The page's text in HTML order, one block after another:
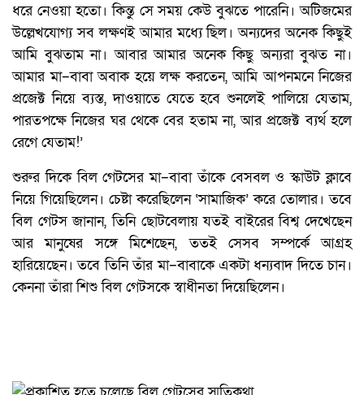
ধরে নেওয়া হতো। কিন্তু সে সময় কেউ বুঝতে পারেনি। অটিজমের
উল্লেখযোগ্য সব লক্ষণই আমার মধ্যে ছিল। অন্যদের অনেক কিছুই
আমি বুঝতাম না। আবার আমার অনেক কিছু অন্যরা বুঝত না।
আমার মা–বাবা অবাক হয়ে লক্ষ করতেন, আমি আপনমনে নিজের
প্রজেক্ট নিয়ে ব্যস্ত, দাওয়াতে যেতে হবে শুনলেই পালিয়ে যেতাম,
পারতপক্ষে নিজের ঘর থেকে বের হতাম না, আর প্রজেক্ট ব্যর্থ হলে
রেগে যেতাম!’
শুরুর দিকে বিল গেটসের মা–বাবা তাঁকে বেসবল ও স্কাউট ক্লাবে
নিয়ে গিয়েছিলেন। চেষ্টা করেছিলেন ‘সামাজিক’ করে তোলার। তবে
বিল গেটস জানান, তিনি ছোটবেলায় যতই বাইরের বিশ্ব দেখেছেন
আর মানুষের সঙ্গে মিশেছেন, ততই সেসব সম্পর্কে আগ্রহ
হারিয়েছেন। তবে তিনি তাঁর মা–বাবাকে একটা ধন্যবাদ দিতে চান।
কেননা তাঁরা শিশু বিল গেটসকে স্বাধীনতা দিয়েছিলেন।